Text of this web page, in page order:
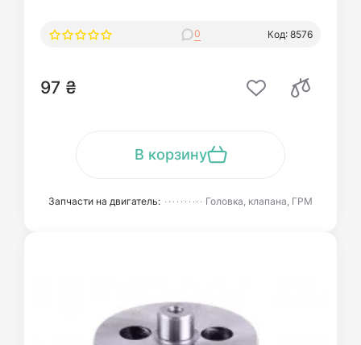
0 Код: 8576
97 ₴
В корзину
Запчасти на двигатель: Головка, клапана, ГРМ